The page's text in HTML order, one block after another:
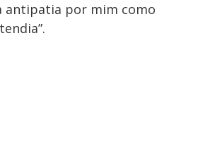
antipatia por mim como